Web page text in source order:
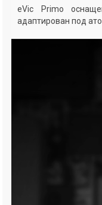
eVic Primo
адаптирован под